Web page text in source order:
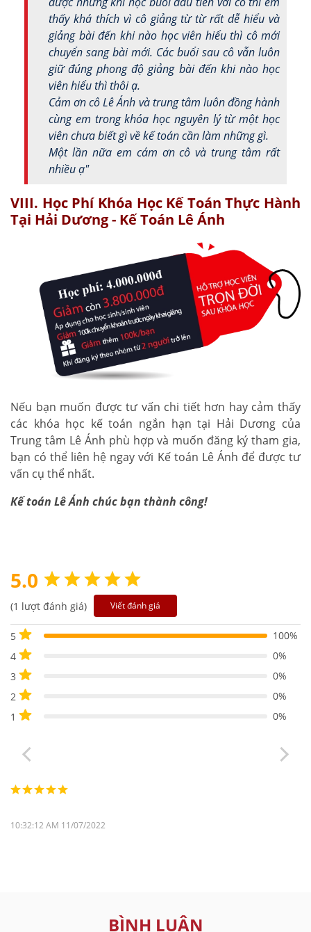
thấy khá thích vì cô giảng từ từ rất dễ hiểu và
giảng bài đến khi nào học viên hiểu thì cô mới
chuyển sang bài mới. Các buổi sau cô vẫn luôn
giữ đúng phong độ giảng bài đến khi nào học
viên hiểu thì thôi ạ.
Cảm ơn cô Lê Ánh và trung tâm luôn đồng hành
cùng em trong khóa học nguyên lý từ một học
viên chưa biết gì về kế toán cần làm những gì.
Một lần nữa em cám ơn cô và trung tâm rất
nhiều ạ"
VIII. Học Phí Khóa Học Kế Toán Thực Hành
Tại Hải Dương - Kế Toán Lê Ánh
Nếu bạn muốn được tư vấn chi tiết hơn hay cảm thấy
các khóa học kế toán ngắn hạn tại Hải Dương của
Trung tâm Lê Ánh phù hợp và muốn đăng ký tham gia,
bạn có thể liên hệ ngay với Kế toán Lê Ánh để được tư
vấn cụ thể nhất.
Kế toán Lê Ánh chúc bạn thành công!
5.0
(1 lượt đánh giá) Viết đánh giá
5
100%
4
0%
3
0%
2
0%
1
0%
10:32:12 AM 11/07/2022
BÌNH LUẬN